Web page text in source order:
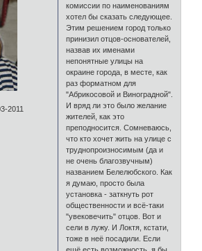
2011
комиссии по наименованиям
хотел бы сказать следующее.
Этим решением город только
принизил отцов-основателей,
назвав их именами
непонятные улицы на
окраине города, в месте, как
раз форматном для
"Абрикосовой и Виноградной".
И вряд ли это было желание
жителей, как это
преподносится. Сомневаюсь,
что кто хочет жить на улице с
труднопроизносимым (да и
не очень благозвучным)
названием Белелюбского. Как
я думаю, просто была
установка - заткнуть рот
общественности и всё-таки
"увековечить" отцов. Вот и
сели в лужу. И Локтя, кстати,
тоже в неё посадили. Если